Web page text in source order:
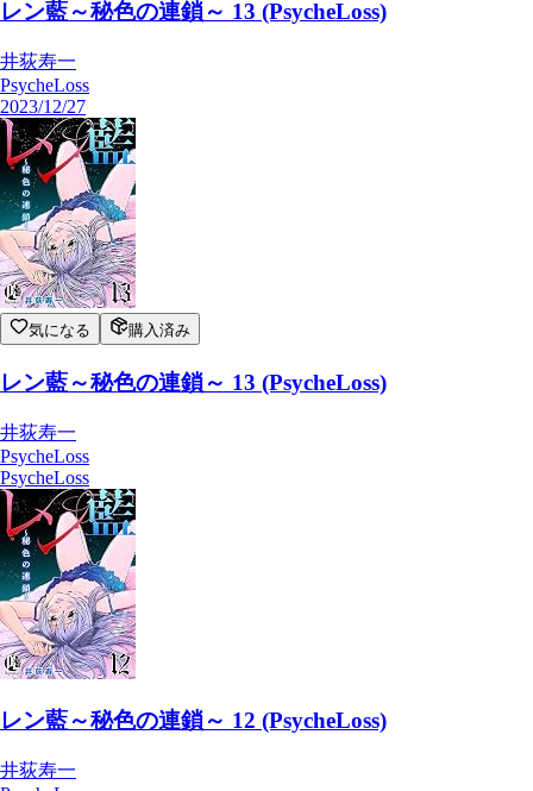
レン藍～秘色の連鎖～ 14 (PsycheLoss)
井荻寿一
PsycheLoss
PsycheLoss
PsycheLoss
2023/12/27
気になる 購入済み
レン藍～秘色の連鎖～ 13 (PsycheLoss)
井荻寿一